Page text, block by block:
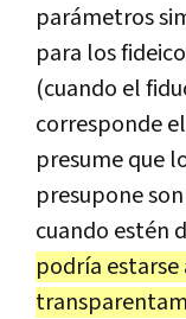
parámetros
para los
(cuando el
corresponde
presume que
presupone
cuando estén
podría